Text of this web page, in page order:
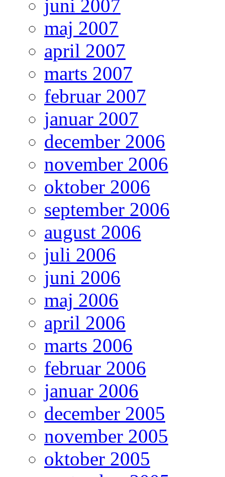
juni 2007
maj 2007
april 2007
marts 2007
februar 2007
januar 2007
december 2006
november 2006
oktober 2006
september 2006
august 2006
juli 2006
juni 2006
maj 2006
april 2006
marts 2006
februar 2006
januar 2006
december 2005
november 2005
oktober 2005